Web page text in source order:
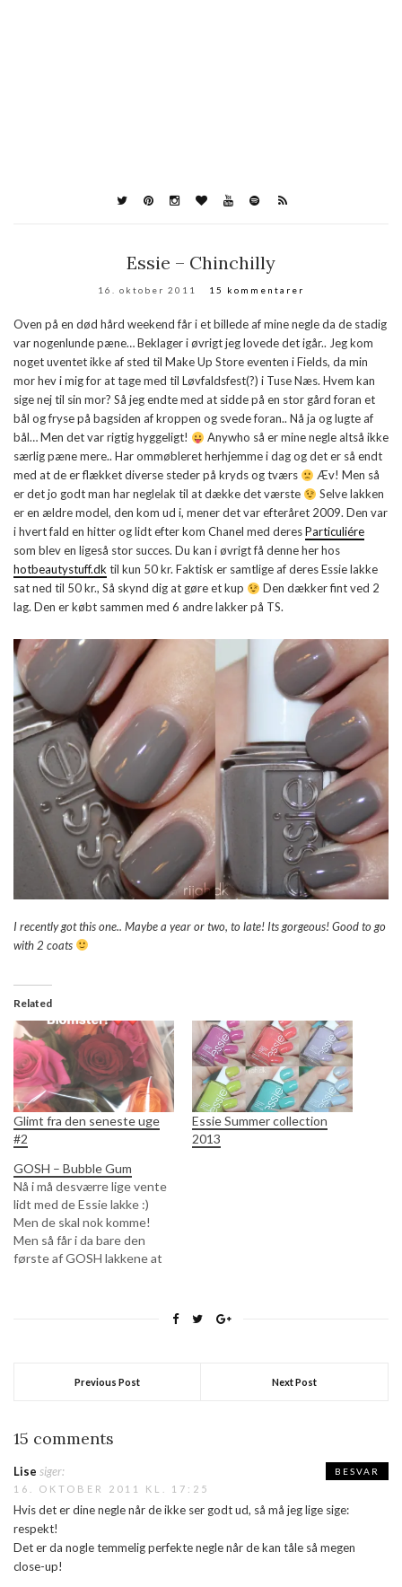
Essie – Chinchilly
16. oktober 2011 15 kommentarer
Oven på en død hård weekend får i et billede af mine negle da de stadig
var nogenlunde pæne… Beklager i øvrigt jeg lovede det igår.. Jeg kom
noget uventet ikke af sted til Make Up Store eventen i Fields, da min
mor hev i mig for at tage med til Løvfaldsfest(?) i Tuse Næs. Hvem kan
sige nej til sin mor? Så jeg endte med at sidde på en stor gård foran et
bål og fryse på bagsiden af kroppen og svede foran.. Nå ja og lugte af
bål… Men det var rigtig hyggeligt!
Anywho så er mine negle altså ikke
særlig pæne mere.. Har ommøbleret herhjemme i dag og det er så endt
med at de er flækket diverse steder på kryds og tværs
Æv! Men så
er det jo godt man har neglelak til at dække det værste
Selve lakken
er en ældre model, den kom ud i, mener det var efteråret 2009. Den var
i hvert fald en hitter og lidt efter kom Chanel med deresParticuliére
som blev en ligeså stor succes. Du kan i øvrigt få denne her hos
hotbeautystuff.dktil kun 50 kr. Faktisk er samtlige af deres Essie lakke
sat ned til 50 kr., Så skynd dig at gøre et kup
Den dækker fint ved 2
lag. Den er købt sammen med 6 andre lakker på TS.
I recently got this one.. Maybe a year or two, to late! Its gorgeous! Good to go
with 2 coats
Related
Glimt fra den seneste uge
#2
Essie Summer collection
2013
GOSH – Bubble Gum
Nå i må desværre lige vente
lidt med de Essie lakke :)
Men de skal nok komme!
Men så får i da bare den
første af GOSH lakkene at
Previous Post Next Post
15 comments
Lise siger:
16. OKTOBER 2011 KL. 17:25
Hvis det er dine negle når de ikke ser godt ud, så må jeg lige sige:
respekt!
Det er da nogle temmelig perfekte negle når de kan tåle så megen
close-up!
BESVAR